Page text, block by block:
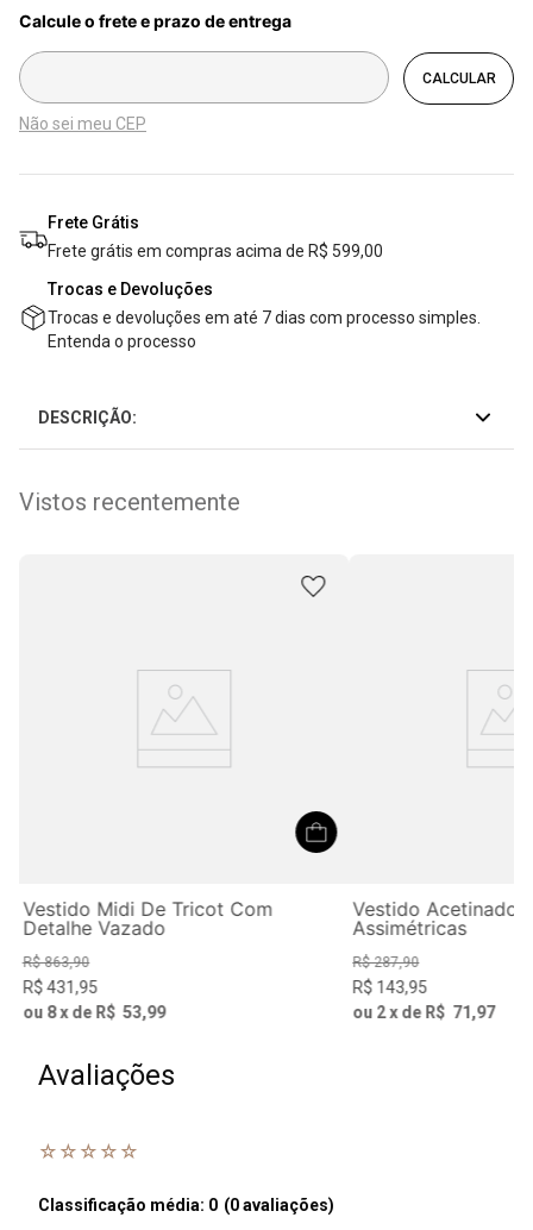
Não sei meu CEP
Frete Grátis
Frete grátis em compras acima de R$ 599,00
Trocas e Devoluções
Trocas e devoluções em até 7 dias com processo simples.
Entenda o processo
DESCRIÇÃO:
Vistos recentemente
Vestido Midi De Tricot Com
Detalhe Vazado
R$ 863,90
R$431,95
ou 8x de R$ 53,99
Vestido Acetinado
Assimétricas
R$ 287,90
R$ 143,95
ou 2x de R$ 71,97
Avaliações
☆ ☆ ☆ ☆ ☆
Classificação média: 0 (0 avaliações)